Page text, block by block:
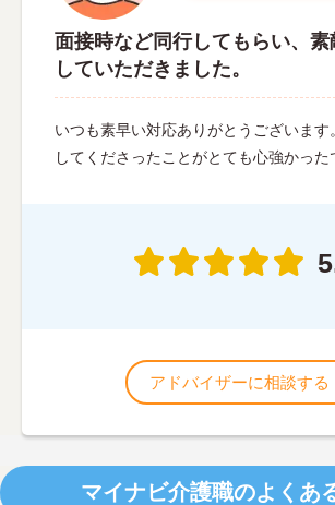
面接時など同行してもらい、素
していただきました。
いつも素早い対応ありがとうございます
してくださったことがとても心強かった
アドバイザーに相談する
マイナビ介護職のよくあ